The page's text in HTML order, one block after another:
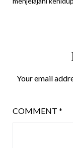
Your email
COMMENT *